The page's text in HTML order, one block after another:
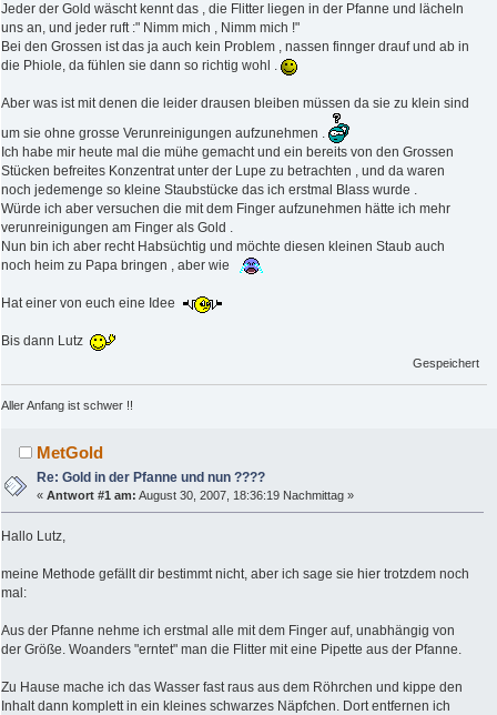
Jeder der Gold wäscht kennt das , die Flitter liegen in der Pfanne und lächeln
uns an, und jeder ruft :" Nimm mich , Nimm mich !"
Bei den Grossen ist das ja auch kein Problem , nassen finnger drauf und ab in
die Phiole, da fühlen sie dann so richtig wohl .
Aber was ist mit denen die leider drausen bleiben müssen da sie zu klein sind
um sie ohne grosse Verunreinigungen aufzunehmen .
Ich habe mir heute mal die mühe gemacht und ein bereits von den Grossen
Stücken befreites Konzentrat unter der Lupe zu betrachten , und da waren
noch jedemenge so kleine Staubstücke das ich erstmal Blass wurde .
Würde ich aber versuchen die mit dem Finger aufzunehmen hätte ich mehr
verunreinigungen am Finger als Gold .
Nun bin ich aber recht Habsüchtig und möchte diesen kleinen Staub auch
noch heim zu Papa bringen , aber wie
Hat einer von euch eine Idee
Bis dann Lutz
Gespeichert
Aller Anfang ist schwer !!
MetGold
Re: Gold in der Pfanne und nun ????
«Antwort #1 am: August 30, 2007, 18:36:19 Nachmittag »
Hallo Lutz,
meine Methode gefällt dir bestimmt nicht, aber ich sage sie hier trotzdem noch
mal:
Aus der Pfanne nehme ich erstmal alle mit dem Finger auf, unabhängig von
der Größe. Woanders "erntet" man die Flitter mit eine Pipette aus der Pfanne.
Zu Hause mache ich das Wasser fast raus aus dem Röhrchen und kippe den
Inhalt dann komplett in ein kleines schwarzes Näpfchen. Dort entfernen ich